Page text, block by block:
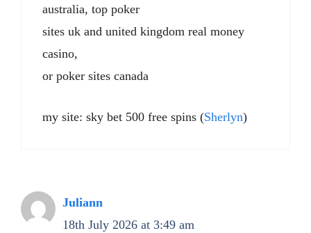
australia, top poker
sites uk and united kingdom real money
casino,
or poker sites canada
my site: sky bet 500 free spins (Sherlyn)
Juliann
18th July 2026 at 3:49 am